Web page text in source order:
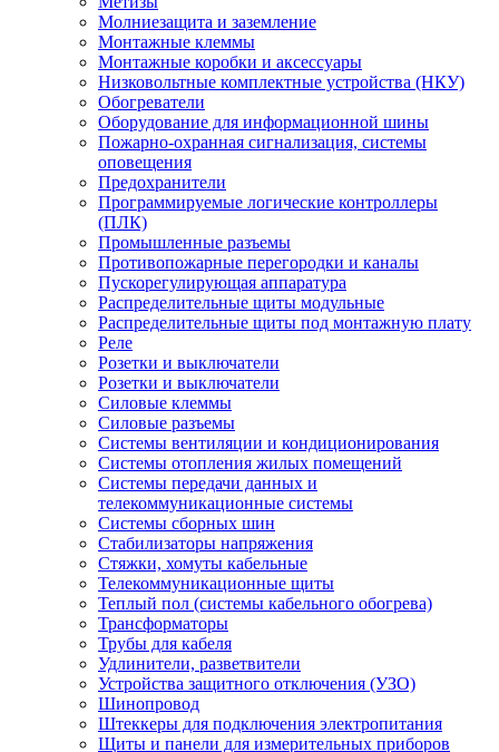
Молниезащита и заземление
Монтажные клеммы
Монтажные коробки и аксессуары
Низковольтные комплектные устройства (НКУ)
Обогреватели
Оборудование для информационной шины
Пожарно-охранная сигнализация, системы
оповещения
Предохранители
Программируемые логические контроллеры
(ПЛК)
Промышленные разъемы
Противопожарные перегородки и каналы
Пускорегулирующая аппаратура
Распределительные щиты модульные
Распределительные щиты под монтажную плату
Реле
Розетки и выключатели
Розетки и выключатели
Силовые клеммы
Силовые разъемы
Системы вентиляции и кондиционирования
Системы отопления жилых помещений
Системы передачи данных и
телекоммуникационные системы
Системы сборных шин
Стабилизаторы напряжения
Стяжки, хомуты кабельные
Телекоммуникационные щиты
Теплый пол (системы кабельного обогрева)
Трансформаторы
Трубы для кабеля
Удлинители, разветвители
Устройства защитного отключения (УЗО)
Шинопровод
Штеккеры для подключения электропитания
Щиты и панели для измерительных приборов